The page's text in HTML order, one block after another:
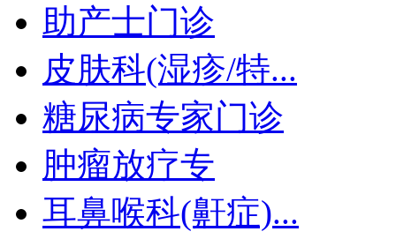
助产士门诊
皮肤科(湿疹/特...
糖尿病专家门诊
肿瘤放疗专
耳鼻喉科(鼾症)...